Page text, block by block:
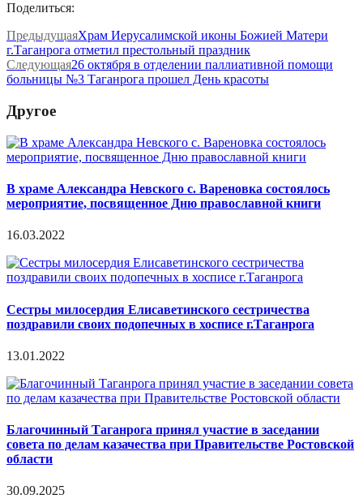
Поделиться:
ПредыдущаяХрам Иерусалимской иконы Божией Матери
г.Таганрога отметил престольный праздник
Следующая26 октября в отделении паллиативной помощи
больницы №3 Таганрога прошел День красоты
Другое
В храме Александра Невского с. Вареновка состоялось
мероприятие, посвященное Дню православной книги
16.03.2022
Сестры милосердия Елисаветинского сестричества
поздравили своих подопечных в хосписе г.Таганрога
13.01.2022
Благочинный Таганрога принял участие в заседании
совета по делам казачества при Правительстве Ростовской
области
30.09.2025